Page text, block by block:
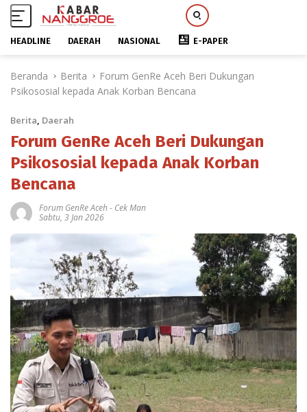
HEADLINE DAERAH NASIONAL E-PAPER
Beranda Berita
Forum GenRe Aceh Beri Dukungan
Psikososial kepada Anak Korban Bencana
Berita, Daerah
Forum GenRe Aceh Beri Dukungan
Psikososial kepada Anak Korban
Bencana
Forum GenRe Aceh - Cek Man
Sabtu, 3 Jan 2026